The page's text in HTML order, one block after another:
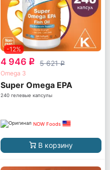
-12%
4 946 q 5 621q
Omega 3
Super Omega EPA
240 гелевые капсулы
NOW Foods
В корзину